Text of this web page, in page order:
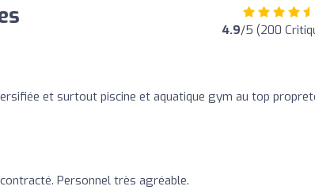
4.9/5 (200
et surtout piscine et aquatique gym au top
Personnel très agréable.